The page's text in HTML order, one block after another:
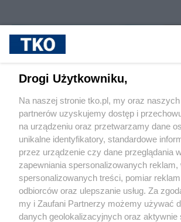
sponsorowane
Cukrzyca – cicha epidemia,
przyspiesza. Nowe wyzwania,
możliwości leczenia i rosnąca
profilaktyki
Drogi Użytkowniku,
Na naszej stronie tko.pl, my oraz
partnerów uzyskujemy dostęp i
na urządzeniu oraz przetwarzamy dane
unikalne identyfikatory, standardowe
przez urządzenie czy dane przeglądania
zapewniania spersonalizowanych reklam,
spersonalizowanych treści, pomiar
odbiorców oraz ulepszanie usług. Za
my i Zaufani Partnerzy możemy używać
danych geolokalizacyjnych oraz aktywnie